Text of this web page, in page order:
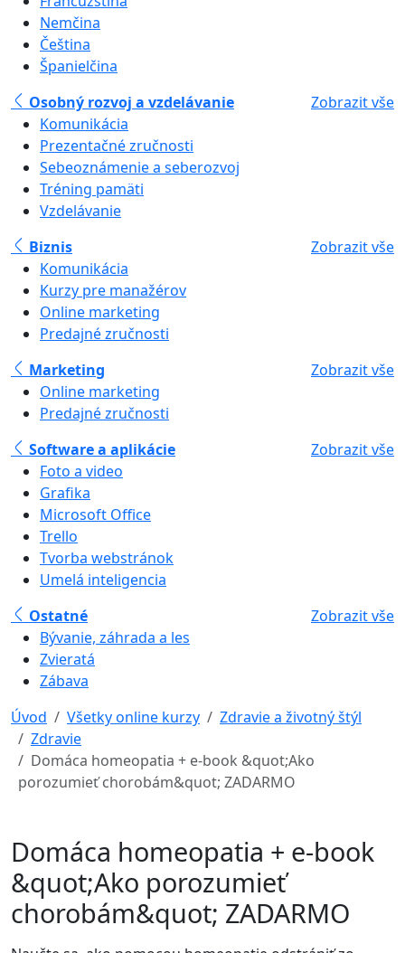
Nemčina
Čeština
Španielčina
Osobný rozvoj a vzdelávanie
Zobrazit vše
Komunikácia
Prezentačné zručnosti
Sebeoznámenie a seberozvoj
Tréning pamäti
Vzdelávanie
Biznis
Zobrazit vše
Komunikácia
Kurzy pre manažérov
Online marketing
Predajné zručnosti
Marketing
Zobrazit vše
Online marketing
Predajné zručnosti
Software a aplikácie
Zobrazit vše
Foto a video
Grafika
Microsoft Office
Trello
Tvorba webstránok
Umelá inteligencia
Ostatné
Zobrazit vše
Bývanie, záhrada a les
Zvieratá
Zábava
Úvod
Všetky online kurzy
Zdravie a životný štýl
Zdravie
Domáca homeopatia + e-book &quot;Ako
porozumieť chorobám&quot; ZADARMO
Domáca homeopatia + e-book
&quot;Ako porozumieť
chorobám&quot; ZADARMO